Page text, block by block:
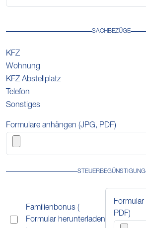
SACHBEZÜGE
KFZ
Wohnung
KFZ Abstellplatz
Telefon
Sonstiges
Formulare anhängen (JPG, PDF)
STEUERBEGÜNSTIGUNG
Familienbonus (
Formular herunterladen
Formular
PDF)